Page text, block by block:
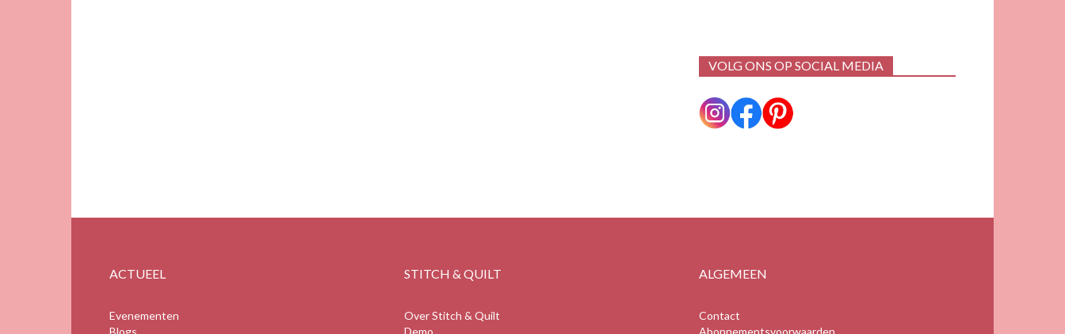
VOLG ONS OP SOCIAL MEDIA
ACTUEEL
Evenementen
Blogs
STITCH & QUILT
Over Stitch & Quilt
Demo
ALGEMEEN
Contact
Abonnementsvoorwaarden